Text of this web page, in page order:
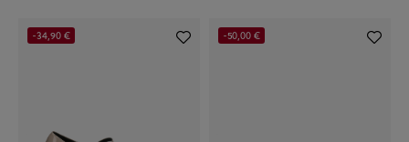
-34,90 € -50,00 €